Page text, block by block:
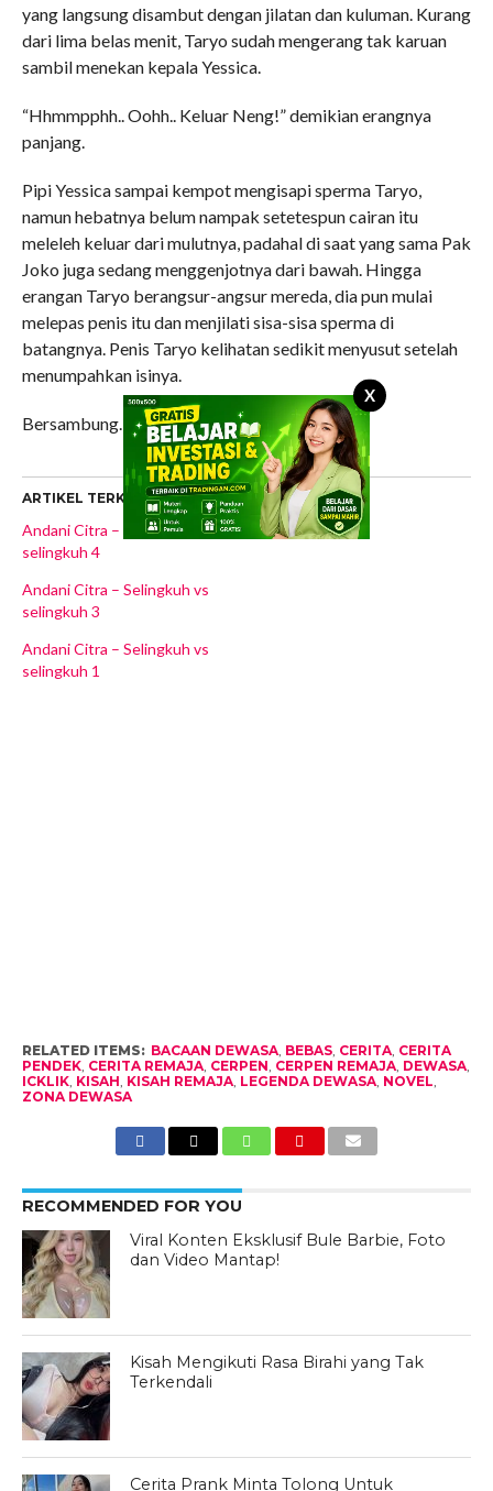
X
yang langsung disambut dengan jilatan dan kuluman. Kurang
dari lima belas menit, Taryo sudah mengerang tak karuan
sambil menekan kepala Yessica.
“Hhmmpphh.. Oohh.. Keluar Neng!” demikian erangnya
panjang.
Pipi Yessica sampai kempot mengisapi sperma Taryo,
namun hebatnya belum nampak setetespun cairan itu
meleleh keluar dari mulutnya, padahal di saat yang sama Pak
Joko juga sedang menggenjotnya dari bawah. Hingga
erangan Taryo berangsur-angsur mereda, dia pun mulai
melepas penis itu dan menjilati sisa-sisa sperma di
batangnya. Penis Taryo kelihatan sedikit menyusut setelah
menumpahkan isinya.
Bersambung…
ARTIKEL TERKAIT
Andani Citra – Selingkuh vs
selingkuh 4
Andani Citra – Selingkuh vs
selingkuh 3
Andani Citra – Selingkuh vs
selingkuh 1
RELATED ITEMS: BACAAN DEWASA, BEBAS, CERITA, CERITA
PENDEK, CERITA REMAJA, CERPEN, CERPEN REMAJA, DEWASA,
ICKLIK, KISAH, KISAH REMAJA, LEGENDA DEWASA, NOVEL,
ZONA DEWASA
RECOMMENDED FOR YOU
Viral Konten Eksklusif Bule Barbie, Foto
dan Video Mantap!
Kisah Mengikuti Rasa Birahi yang Tak
Terkendali
Cerita Prank Minta Tolong Untuk